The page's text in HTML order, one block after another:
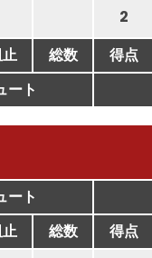
2
総数 得点
ート
ート
総数 得点